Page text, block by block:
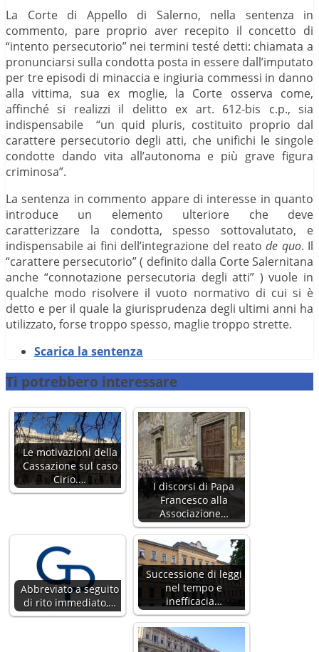
La Corte di Appello di Salerno, nella sentenza in
commento, pare proprio aver recepito il concetto di
“intento persecutorio” nei termini testé detti: chiamata a
pronunciarsi sulla condotta posta in essere dall’imputato
per tre episodi di minaccia e ingiuria commessi in danno
alla vittima, sua ex moglie, la Corte osserva come,
affinché si realizzi il delitto ex art. 612-bis c.p., sia
indispensabile “un quid pluris, costituito proprio dal
carattere persecutorio degli atti, che unifichi le singole
condotte dando vita all’autonoma e più grave figura
criminosa”.
La sentenza in commento appare di interesse in quanto
introduce un elemento ulteriore che deve
caratterizzare la condotta, spesso sottovalutato, e
indispensabile ai fini dell’integrazione del reatode quo. Il
“carattere persecutorio” ( definito dalla Corte Salernitana
anche “connotazione persecutoria degli atti” ) vuole in
qualche modo risolvere il vuoto normativo di cui si è
detto e per il quale la giurisprudenza degli ultimi anni ha
utilizzato, forse troppo spesso, maglie troppo strette.
Scarica la sentenza
Ti potrebbero interessare
Le motivazioni della
Cassazione sul caso
Cirio.…
I discorsi di Papa
Francesco alla
Associazione…
Abbreviato a seguito
di rito immediato,…
Successione di leggi
nel tempo e
inefficacia…